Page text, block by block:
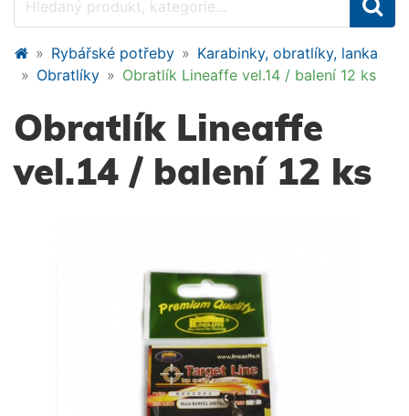
Rybářské potřeby
Karabinky, obratlíky, lanka
Obratlíky
Obratlík Lineaffe vel.14 / balení 12 ks
Obratlík Lineaffe
vel.14 / balení 12 ks